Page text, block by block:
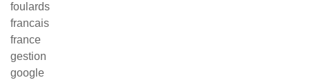
foulards
francais
france
gestion
google